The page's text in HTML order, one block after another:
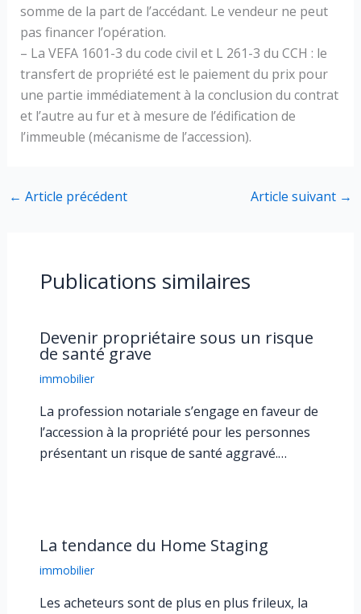
somme de la part de l’accédant. Le vendeur ne peut
pas financer l’opération.
– La VEFA 1601-3 du code civil et L 261-3 du CCH : le
transfert de propriété est le paiement du prix pour
une partie immédiatement à la conclusion du contrat
et l’autre au fur et à mesure de l’édification de
l’immeuble (mécanisme de l’accession).
← Article précédent Article suivant →
Publications similaires
Devenir propriétaire sous un risque
de santé grave
immobilier
La profession notariale s’engage en faveur de
l’accession à la propriété pour les personnes
présentant un risque de santé aggravé.…
La tendance du Home Staging
immobilier
Les acheteurs sont de plus en plus frileux, la